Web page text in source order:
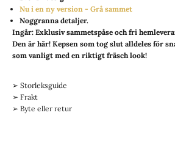
Nu i en ny version - Grå sammet
Noggranna detaljer.
Ingår: Exklusiv sammetspåse och fri
Den är här! Kepsen som tog slut alldeles för
som vanligt med en riktigt fräsch look!
➢ Storleksguide
➢ Frakt
➢ Byte eller retur